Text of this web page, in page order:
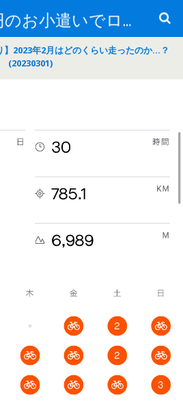
月30,000円のお小遣いでロードバイク
2023年2月はどのくらい走ったのか…？
(20230301)